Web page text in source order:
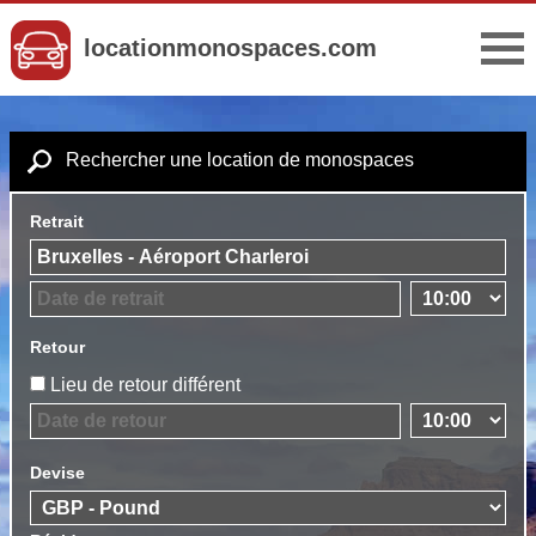
locationmonospaces.com
Rechercher une location de monospaces
Retrait
Retour
Lieu de retour différent
Devise